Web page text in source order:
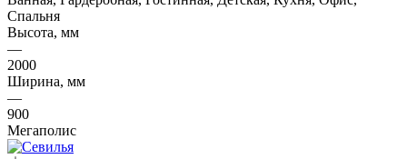
Спальня
Высота, мм
—
2000
Ширина, мм
—
900
Мегаполис